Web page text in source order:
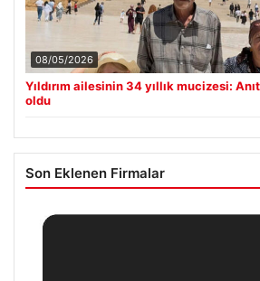
08/05/2026
Yıldırım ailesinin 34 yıllık mucizesi:
oldu
Son Eklenen Firmalar